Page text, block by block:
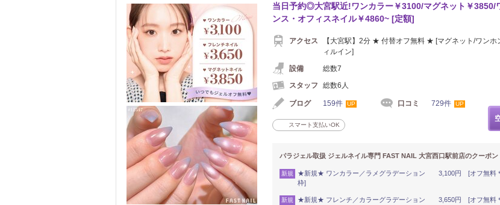
当日予約◎大宮駅近!ワンカラー￥3100/マグネット￥3850/
ンス・オフィスネイル￥4860~ [定額]
アクセス
【大宮駅】2分 ★ 付替オフ無料 ★ [マグネット/ワンホ
ィルイン]
設備
総数7
スタッフ
総数6人
ブログ 159件 UP 口コミ 729件 UP
スマート支払いOK
パラジェル取扱 ジェルネイル専門 FAST NAIL 大宮西口駅前店のクーポン
新規
★新規★ ワンカラー／ラメグラデーション 3,100円 [オフ無料
枠]
新規 ★新規★ フレンチ／カラーグラデーション 3,650円 [オフ無料